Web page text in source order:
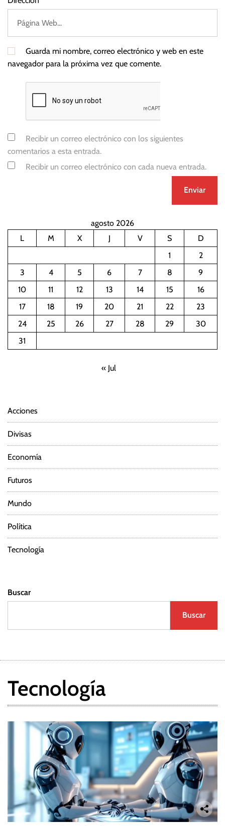
Guarda mi nombre, correo electrónico y web en este
navegador para la próxima vez que comente.
Recibir un correo electrónico con los siguientes
comentarios a esta entrada.
Recibir un correo electrónico con cada nueva entrada.
agosto 2026
L
M X J V S
D
1
2
3
4 5 6 7 8
9
10
11 12 13 14 15
16
17
18 19 20 21 22
23
24
25 26 27 28 29
30
31
« Jul
Acciones
Divisas
Economía
Futuros
Mundo
Política
Tecnología
Buscar
Buscar
Tecnología